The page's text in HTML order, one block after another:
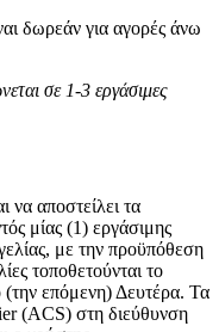
δωρεάν για αγορές άνω
σε 1-3 εργάσιμες
να αποστείλει τα
μίας (1) εργάσιμης
με την προϋπόθεση
τοποθετούνται το
(την επόμενη) Δευτέρα. Τα
(ACS) στη διεύθυνση